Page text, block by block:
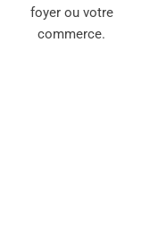
foyer ou votre
commerce.